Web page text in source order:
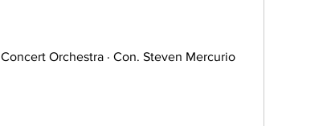
Concert Orchestra · Con. Steven Mercurio